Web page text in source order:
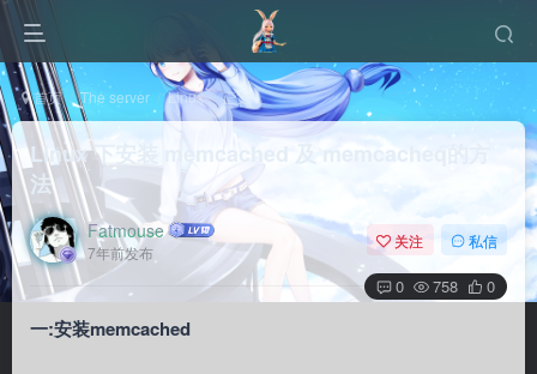
首页 The server Linux 正文
Linux 下安装 memcached 及 memcacheq的方
法
Fatmouse
7年前发布
关注 私信
0 758 0
一:安装memcached